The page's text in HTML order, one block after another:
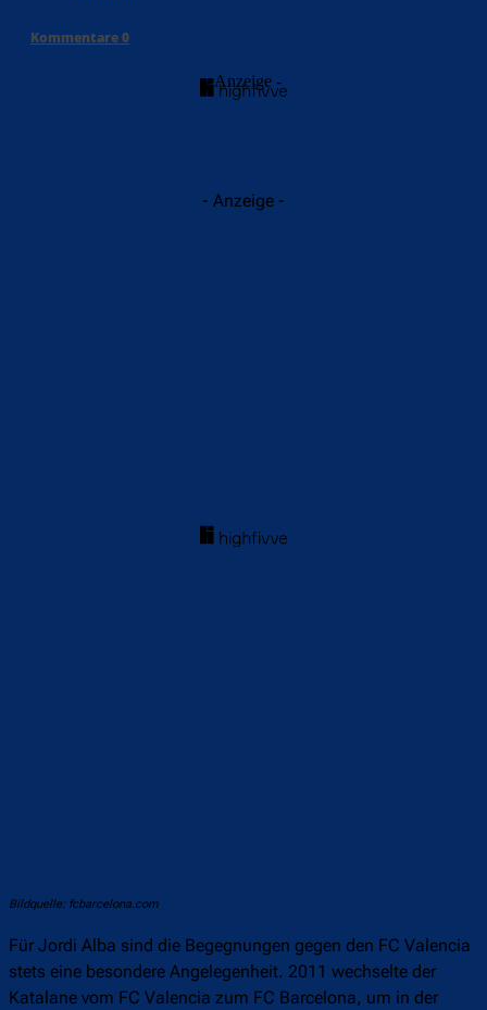
Kommentare0
- Anzeige -
- Anzeige -
Bildquelle: fcbarcelona.com
Für Jordi Alba sind die Begegnungen gegen den FC Valencia
stets eine besondere Angelegenheit. 2011 wechselte der
Katalane vom FC Valencia zum FC Barcelona, um in der